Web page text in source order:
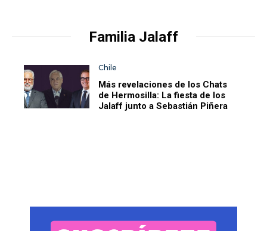
Familia Jalaff
Chile
Más revelaciones de los Chats
de Hermosilla: La fiesta de los
Jalaff junto a Sebastián Piñera